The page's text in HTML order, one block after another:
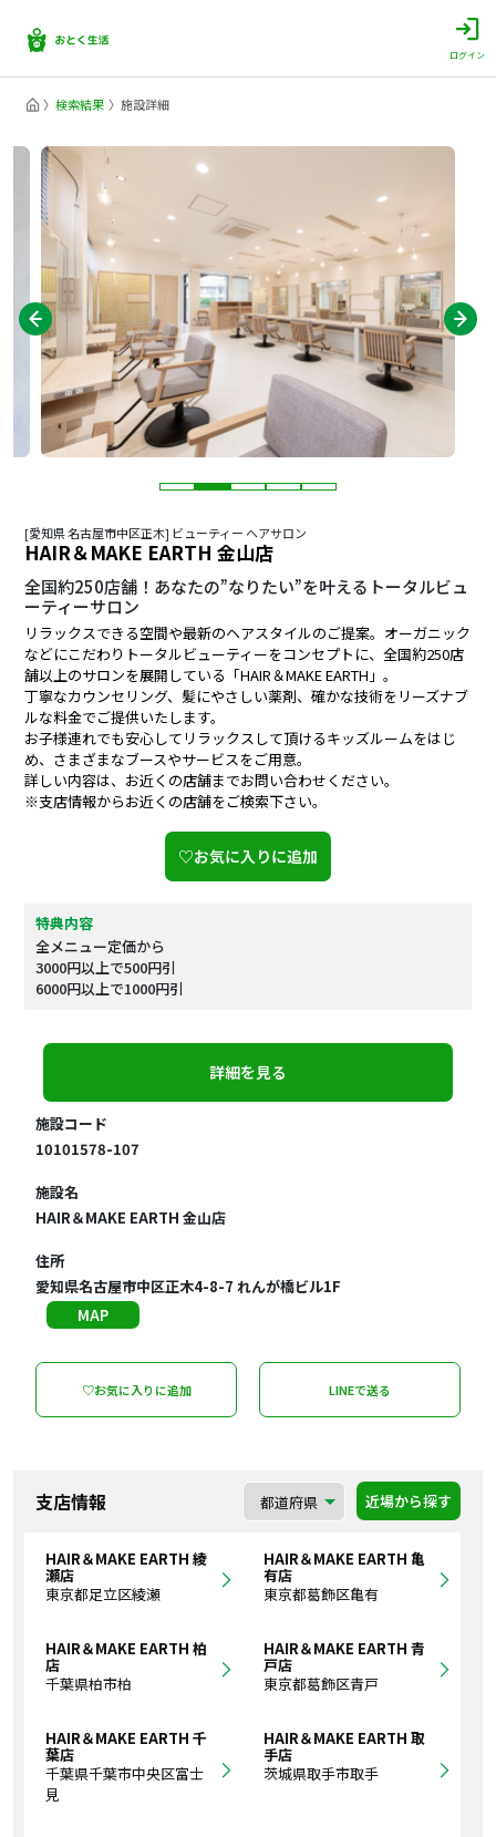
ログイン
検索結果 施設詳細
[愛知県 名古屋市中区正木] ビューティー ヘアサロン
HAIR＆MAKE EARTH 金山店
全国約250店舗！あなたの”なりたい”を叶えるトータルビュ
ーティーサロン
リラックスできる空間や最新のヘアスタイルのご提案。オーガニック
などにこだわりトータルビューティーをコンセプトに、全国約250店
舗以上のサロンを展開している「HAIR＆MAKE EARTH」。
丁寧なカウンセリング、髪にやさしい薬剤、確かな技術をリーズナブ
ルな料金でご提供いたします。
お子様連れでも安心してリラックスして頂けるキッズルームをはじ
め、さまざまなブースやサービスをご用意。
詳しい内容は、お近くの店舗までお問い合わせください。
※支店情報からお近くの店舗をご検索下さい。
♡お気に入りに追加
特典内容
全メニュー定価から
3000円以上で500円引
6000円以上で1000円引
詳細を見る
施設コード
10101578-107
施設名
HAIR＆MAKE EARTH 金山店
住所
愛知県名古屋市中区正木4-8-7 れんが橋ビル1F
MAP
♡お気に入りに追加 LINEで送る
支店情報 近場から探す
HAIR＆MAKE EARTH 綾
瀬店
東京都足立区綾瀬
HAIR＆MAKE EARTH 亀
有店
東京都葛飾区亀有
HAIR＆MAKE EARTH 柏
店
千葉県柏市柏
HAIR＆MAKE EARTH 青
戸店
東京都葛飾区青戸
HAIR＆MAKE EARTH 千
葉店
千葉県千葉市中央区富士
見
HAIR＆MAKE EARTH 取
手店
茨城県取手市取手